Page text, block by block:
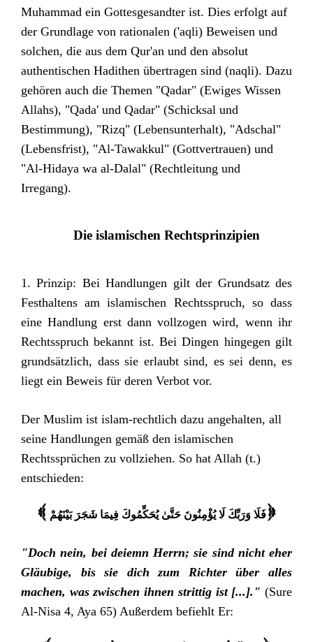
Muhammad ein Gottesgesandter ist. Dies erfolgt auf
der Grundlage von rationalen ('aqli) Beweisen und
solchen, die aus dem Qur'an und den absolut
authentischen Hadithen übertragen sind (naqli). Dazu
gehören auch die Themen "Qadar" (Ewiges Wissen
Allahs), "Qada' und Qadar" (Schicksal und
Bestimmung), "Rizq" (Lebensunterhalt), "Adschal"
(Lebensfrist), "Al-Tawakkul" (Gottvertrauen) und
"Al-Hidaya wa al-Dalal" (Rechtleitung und
Irregang).
Die islamischen Rechtsprinzipien
1. Prinzip: Bei Handlungen gilt der Grundsatz des
Festhaltens am islamischen Rechtsspruch, so dass
eine Handlung erst dann vollzogen wird, wenn ihr
Rechtsspruch bekannt ist. Bei Dingen hingegen gilt
grundsätzlich, dass sie erlaubt sind, es sei denn, es
liegt ein Beweis für deren Verbot vor.
Der Muslim ist islam-rechtlich dazu angehalten, all
seine Handlungen gemäß den islamischen
Rechtssprüchen zu vollziehen. So hat Allah (t.)
entschieden:
{ فَلَا وَرَبِّكَ لَا يُؤْمِنُونَ حَتَّىٰ يُحَكِّمُوكَ فِيمَا شَجَرَ بَيْنَهُمْ}
"Doch nein, bei deiemn Herrn; sie sind nicht eher
Gläubige, bis sie dich zum Richter über alles
machen, was zwischen ihnen strittig ist [...]." (Sure
Al-Nisa 4, Aya 65) Außerdem befiehlt Er: